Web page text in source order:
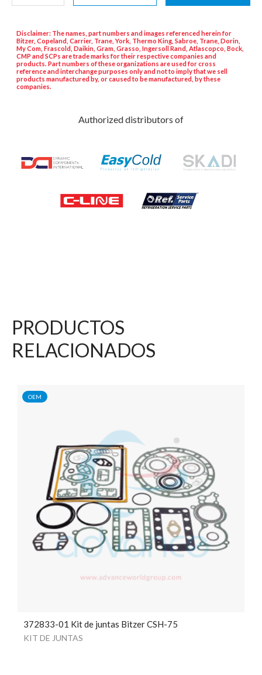
Disclaimer: The names, part numbers and images referenced herein for
Bitzer, Copeland, Carrier, Trane, York, Thermo King, Sabroe, Trane, Dorin,
My Com, Frascold, Daikin, Gram, Grasso, Ingersoll Rand, Atlascopco, Bock,
CMP and SCPs are trade marks for their respective companies and
products. Part numbers of these organizations are used for cross
reference and interchange purposes only and not to imply that we sell
products manufactured by, or caused to be manufactured, by these
companies.
Authorized distributors of
PRODUCTOS
RELACIONADOS
OEM
372833-01 Kit de juntas Bitzer CSH-75
KIT DE JUNTAS